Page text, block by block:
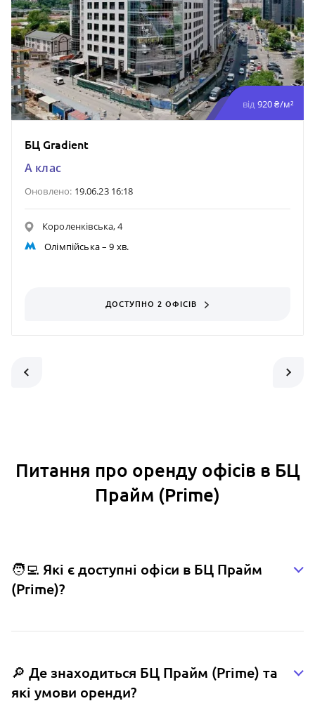
від 920 ₴/м²
БЦ Gradient
A клас
Оновлено: 19.06.23 16:18
Короленківська, 4
Олімпійська– 9 хв.
ДОСТУПНО 2 ОФІСІВ
Питання про оренду офісів в БЦ
Прайм (Prime)
🧑‍💻 Які є доступні офіси в БЦ Прайм
(Prime)?
🔎 Де знаходиться БЦ Прайм (Prime) та
які умови оренди?